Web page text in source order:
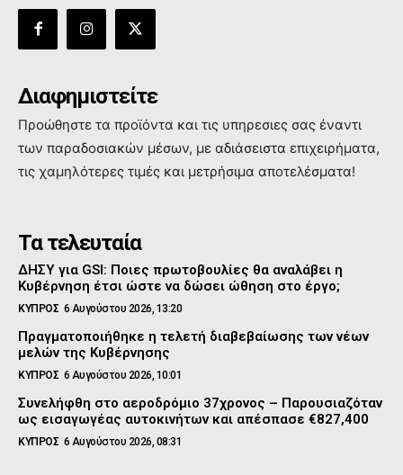
Διαφημιστείτε
Προώθηστε τα προϊόντα και τις υπηρεσιες σας έναντι
των παραδοσιακών μέσων, με αδιάσειστα επιχειρήματα,
τις χαμηλότερες τιμές και μετρήσιμα αποτελέσματα!
Τα τελευταία
ΔΗΣΥ για GSI: Ποιες πρωτοβουλίες θα αναλάβει η
Κυβέρνηση έτσι ώστε να δώσει ώθηση στο έργο;
ΚΥΠΡΟΣ 6 Αυγούστου 2026, 13:20
Πραγματοποιήθηκε η τελετή διαβεβαίωσης των νέων
μελών της Κυβέρνησης
ΚΥΠΡΟΣ 6 Αυγούστου 2026, 10:01
Συνελήφθη στο αεροδρόμιο 37χρονος – Παρουσιαζόταν
ως εισαγωγέας αυτοκινήτων και απέσπασε €827,400
ΚΥΠΡΟΣ 6 Αυγούστου 2026, 08:31